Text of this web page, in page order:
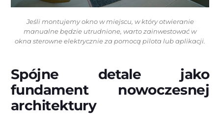
Jeśli montujemy okno w miejscu, w który otwieranie
manualne będzie utrudnione, warto zainwestować w
okna sterowne elektrycznie za pomocą pilota lub aplikacji.
Spójne detale jako
fundament nowoczesnej
architektury